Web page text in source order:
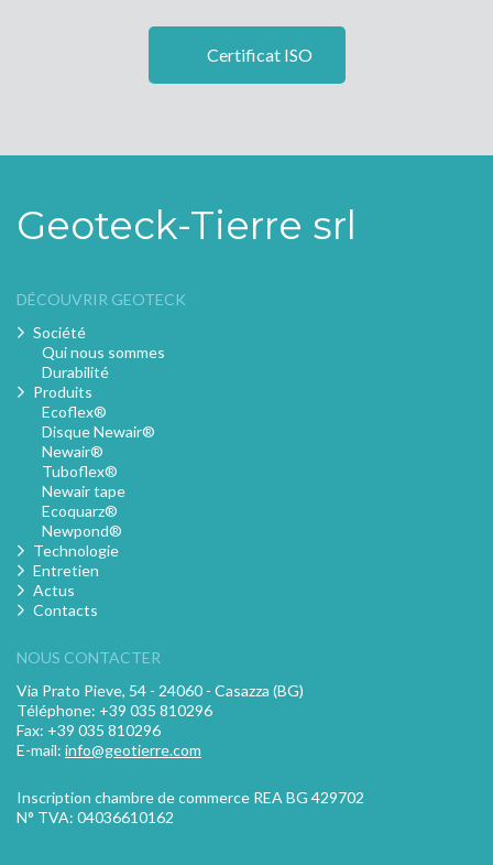
Certificat ISO
Geoteck-Tierre srl
DÉCOUVRIR GEOTECK
Société
Qui nous sommes
Durabilité
Produits
Ecoflex®
Disque Newair®
Newair®
Tuboflex®
Newair tape
Ecoquarz®
Newpond®
Technologie
Entretien
Actus
Contacts
NOUS CONTACTER
Via Prato Pieve, 54 - 24060 - Casazza (BG)
Téléphone: +39 035 810296
Fax: +39 035 810296
E-mail: info@geotierre.com
Inscription chambre de commerce REA BG 429702
N° TVA: 04036610162